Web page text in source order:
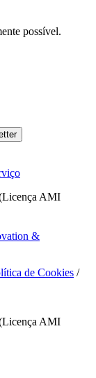
possível.
AMI
&
de Cookies /
AMI